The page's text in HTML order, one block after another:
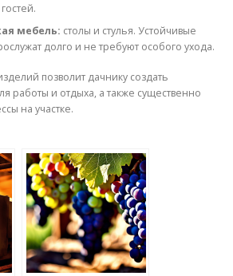
мебель: столы и стулья. Устойчивые
долго и не требуют особого ухода.
позволит дачнику создать
работы и отдыха, а также существенно
на участке.